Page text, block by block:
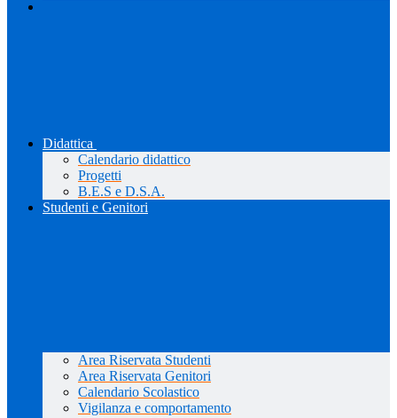
Didattica
Calendario didattico
Progetti
B.E.S e D.S.A.
Studenti e Genitori
Area Riservata Studenti
Area Riservata Genitori
Calendario Scolastico
Vigilanza e comportamento